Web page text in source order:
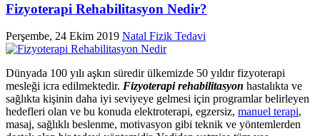
Fizyoterapi Rehabilitasyon Nedir?
Perşembe, 24 Ekim 2019 Natal Fizik Tedavi
Dünyada 100 yılı aşkın süredir ülkemizde 50 yıldır fizyoterapi
mesleği icra edilmektedir. Fizyoterapi rehabilitasyon hastalıkta ve
sağlıkta kişinin daha iyi seviyeye gelmesi için programlar belirleyen
hedefleri olan ve bu konuda elektroterapi, egzersiz, manuel terapi,
masaj, sağlıklı beslenme, motivasyon gibi teknik ve yöntemlerden